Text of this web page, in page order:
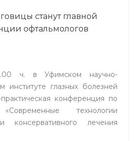
станут главной
офтальмологов
ч. в Уфимском научно-
институте глазных болезней
практическая конференция по
технологии
консервативного лечения